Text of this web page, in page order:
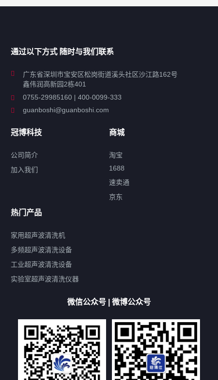
工业超声波清洗设备
特种超声波洗净产品
超声波配件
产品标签
鼓泡 升降 抛动
带加热
功率可调
双波脱气
机械旋钮系列
厨具清洗机
超声波振板
高尔夫球杆清洗机
大型单槽带过滤系列
全自动/半自动系列
客户定制非标机参考
双槽三槽四槽五槽多槽系列
轮胎清洗机
多频 扫频
文章标签
通过以下方式 随时与我们联系
广东省深圳市宝安区松岗街道溪头社区沙江路162号
鑫伟润高新园2栋401
0755-29985160 | 400-0099-333
guanboshi@guanboshi.com
冠博科技
公司简介
加入我们
商城
淘宝
1688
速卖通
京东
热门产品
家用超声波清洗机
多频超声波清洗设备
工业超声波清洗设备
实验室超声波清洗仪器
微信公众号 | 微博公众号